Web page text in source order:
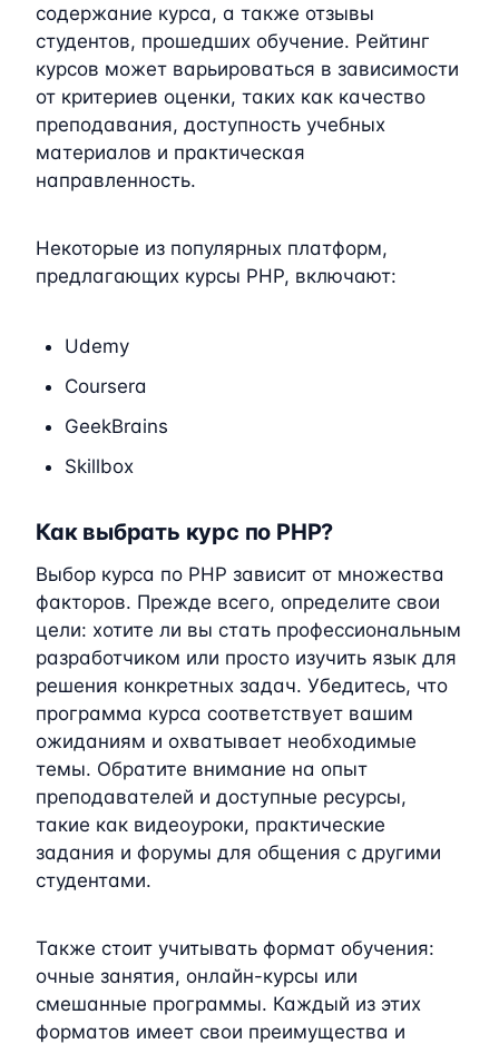
содержание курса, а также отзывы
студентов, прошедших обучение. Рейтинг
курсов может варьироваться в зависимости
от критериев оценки, таких как качество
преподавания, доступность учебных
материалов и практическая
направленность.
Некоторые из популярных платформ,
предлагающих курсы PHP, включают:
Udemy
Coursera
GeekBrains
Skillbox
Как выбрать курс по PHP?
Выбор курса по PHP зависит от множества
факторов. Прежде всего, определите свои
цели: хотите ли вы стать профессиональным
разработчиком или просто изучить язык для
решения конкретных задач. Убедитесь, что
программа курса соответствует вашим
ожиданиям и охватывает необходимые
темы. Обратите внимание на опыт
преподавателей и доступные ресурсы,
такие как видеоуроки, практические
задания и форумы для общения с другими
студентами.
Также стоит учитывать формат обучения:
очные занятия, онлайн-курсы или
смешанные программы. Каждый из этих
форматов имеет свои преимущества и